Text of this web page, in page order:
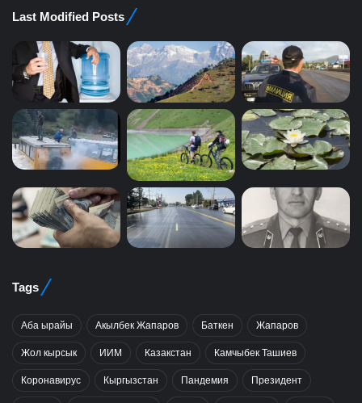
Last Modified Posts
Tags
Аба ырайы Акылбек Жапаров Баткен Жапаров
Жол кырсык ИИМ Казакстан Камчыбек Ташиев
Коронавирус Кыргызстан Пандемия Президент